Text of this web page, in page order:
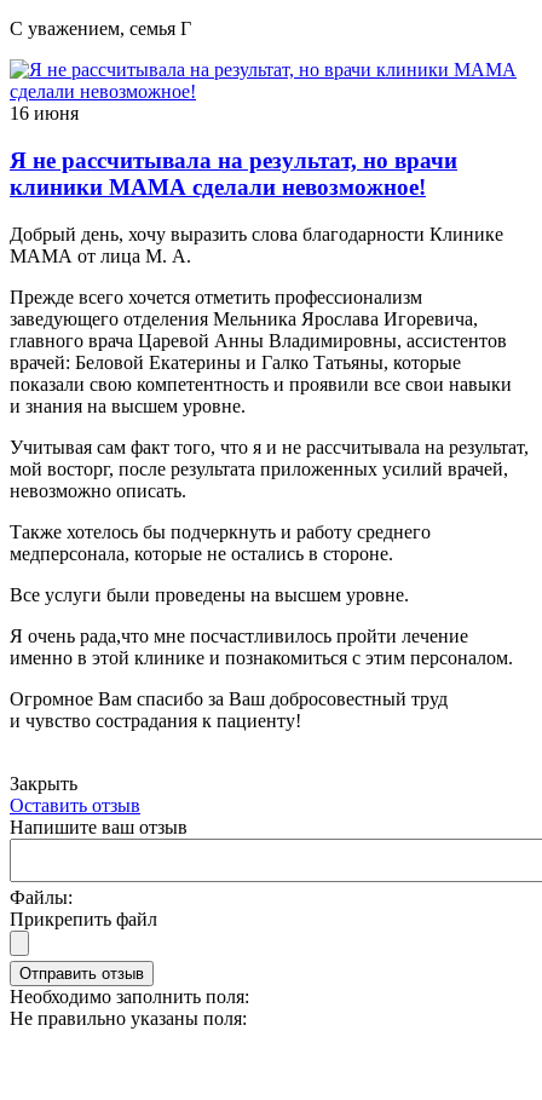
С уважением, семья Г
16 июня
Я не рассчитывала на результат, но врачи
клиники МАМА сделали невозможное!
Добрый день, хочу выразить слова благодарности Клинике
МАМА от лица М. А.
Прежде всего хочется отметить профессионализм
заведующего отделения Мельника Ярослава Игоревича,
главного врача Царевой Анны Владимировны, ассистентов
врачей: Беловой Екатерины и Галко Татьяны, которые
показали свою компетентность и проявили все свои навыки
и знания на высшем уровне.
Учитывая сам факт того, что я и не рассчитывала на результат,
мой восторг, после результата приложенных усилий врачей,
невозможно описать.
Также хотелось бы подчеркнуть и работу среднего
медперсонала, которые не остались в стороне.
Все услуги были проведены на высшем уровне.
Я очень рада,что мне посчастливилось пройти лечение
именно в этой клинике и познакомиться с этим персоналом.
Огромное Вам спасибо за Ваш добросовестный труд
и чувство сострадания к пациенту!
Закрыть
Оставить отзыв
Напишите ваш отзыв
Файлы:
Прикрепить файл
Отправить отзыв
Необходимо заполнить поля:
Не правильно указаны поля: